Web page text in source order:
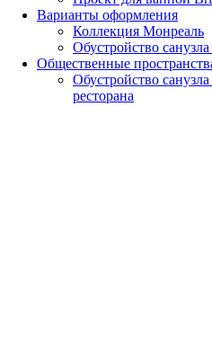
Варианты оформления
Коллекция Монреаль
Обустройство
Общественные
Обустройство
ресторана